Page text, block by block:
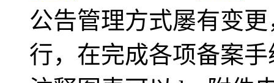
公告管理方式屡有变
行，在完成各项备案